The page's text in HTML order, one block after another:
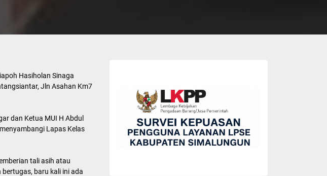
Hasiholan Sinaga
Jln Asahan Km7
dan Ketua MUI H Abdul
Lapas Kelas
tali asih atau
baru kali ini ada